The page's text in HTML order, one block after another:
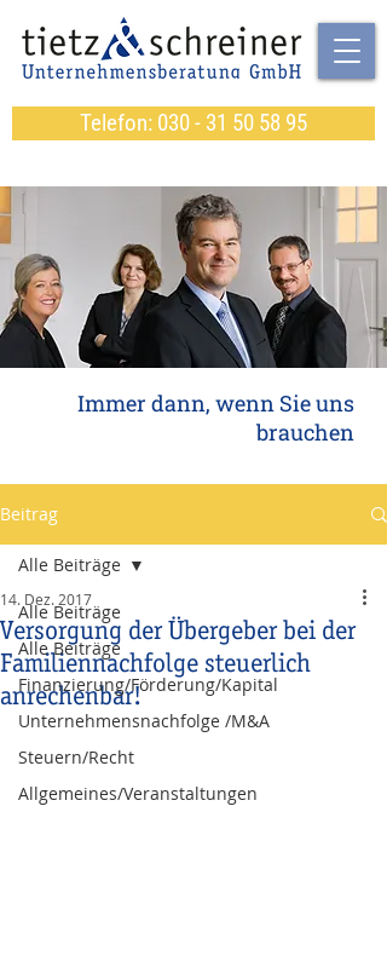
Telefon: 030 - 31 50 58 95
Immer dann, wenn Sie uns
brauchen
Beitrag
Alle Beiträge
Alle Beiträge
Finanzierung/Förderung/Kapital
Unternehmensnachfolge /M&A
Steuern/Recht
Allgemeines/Veranstaltungen
Alle Beiträge
Versorgung der Übergeber bei der
Familiennachfolge steuerlich
anrechenbar!
14. Dez. 2017